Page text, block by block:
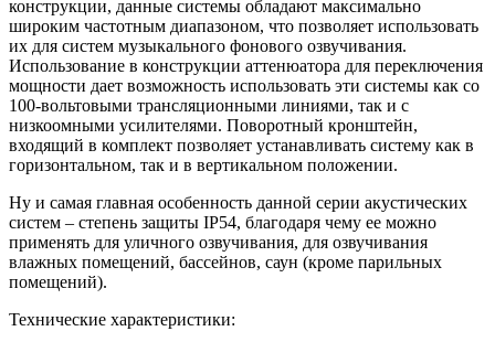
конструкции, данные системы обладают максимально
широким частотным диапазоном, что позволяет использовать
их для систем музыкального фонового озвучивания.
Использование в конструкции аттенюатора для переключения
мощности дает возможность использовать эти системы как со
100-вольтовыми трансляционными линиями, так и с
низкоомными усилителями. Поворотный кронштейн,
входящий в комплект позволяет устанавливать систему как в
горизонтальном, так и в вертикальном положении.
Ну и самая главная особенность данной серии акустических
систем – степень защиты IP54, благодаря чему ее можно
применять для уличного озвучивания, для озвучивания
влажных помещений, бассейнов, саун (кроме парильных
помещений).
Технические характеристики: